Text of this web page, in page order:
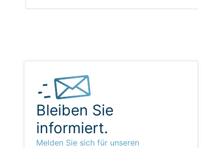
Bleiben Sie
informiert.
Melden Sie sich für unseren